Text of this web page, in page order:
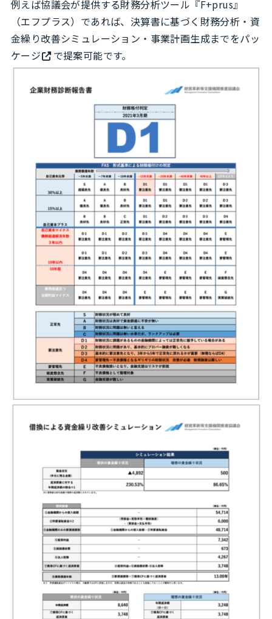
例えば協議会が提供する財務分析ツール『F+prus』
（エフプラス）であれば、決算書に基づく財務分析・資
金繰り改善シミュレーション・事業計画生成までをパッ
ケージ
で提案可能です。